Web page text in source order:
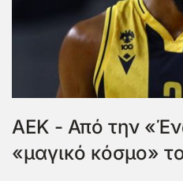
ΑΕΚ - Από την
«μαγικό κόσμο»